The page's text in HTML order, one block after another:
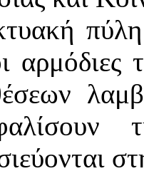
αρμόδιες